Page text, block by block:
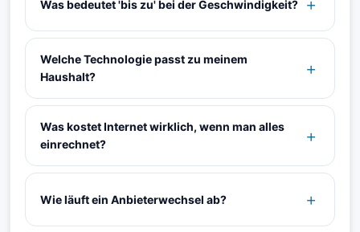
Was bedeutet 'bis zu' bei der Geschwindigkeit?
Welche Technologie passt zu meinem
Haushalt?
Was kostet Internet wirklich, wenn man alles
einrechnet?
Wie läuft ein Anbieterwechsel ab?